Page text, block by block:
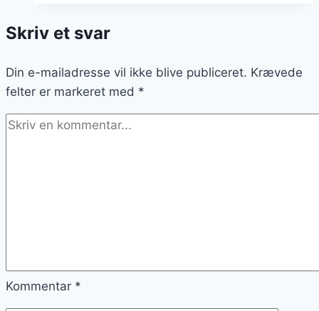
spinat:
vegetarisk
version
Skriv et svar
Din e-mailadresse vil ikke blive publiceret. Krævede
felter er markeret med *
Kommentar *